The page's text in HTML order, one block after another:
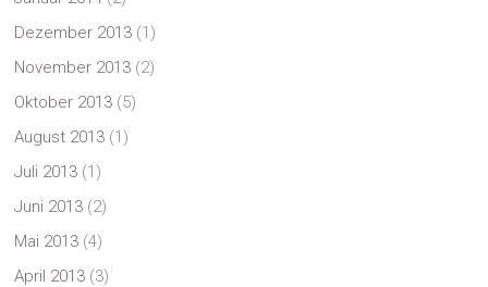
Dezember 2013 (1)
November 2013 (2)
Oktober 2013 (5)
August 2013 (1)
Juli 2013 (1)
Juni 2013 (2)
Mai 2013 (4)
April 2013 (3)